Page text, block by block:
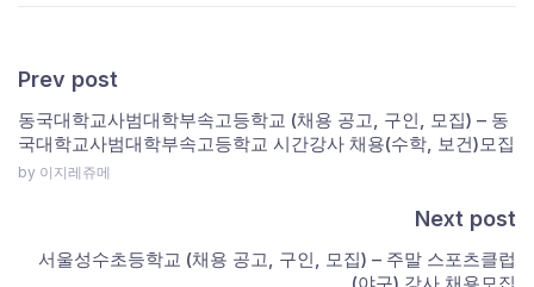
Prev post
동국대학교사범대학부속고등학교 (채용 공고, 구인, 모집) – 동
국대학교사범대학부속고등학교 시간강사 채용(수학, 보건)모집
by 이지레쥬메
Next post
서울성수초등학교 (채용 공고, 구인, 모집) – 주말 스포츠클럽